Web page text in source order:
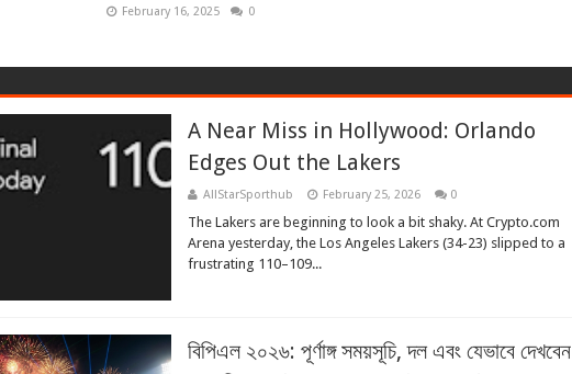
February 16, 2025 0
A Near Miss in Hollywood: Orlando
Edges Out the Lakers
AllStarSporthub February 25, 2026 0
The Lakers are beginning to look a bit shaky. At Crypto.com
Arena yesterday, the Los Angeles Lakers (34-23) slipped to a
frustrating 110–109...
বিপিএল ২০২৬: পূর্ণাঙ্গ সময়সূচি, দল এবং যেভাবে দেখবেন